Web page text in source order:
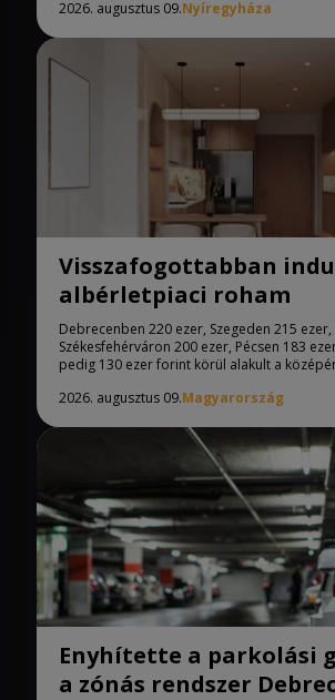
2026. augusztus 09.Nyíregyháza
Visszafogottabban
albérletpiaci roham
Debrecenben 220 ezer, Szegeden 215
Székesfehérváron 200 ezer, Pécsen 183
pedig 130 ezer forint körül alakult a
2026. augusztus 09.Magyarország
Enyhítette a parkolási
a zónás rendszer